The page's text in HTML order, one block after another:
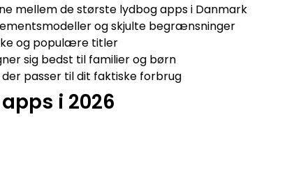
mellem de største lydbog apps i Danmark
og skjulte begrænsninger
og populære titler
sig bedst til familier og børn
passer til dit faktiske forbrug
i 2026